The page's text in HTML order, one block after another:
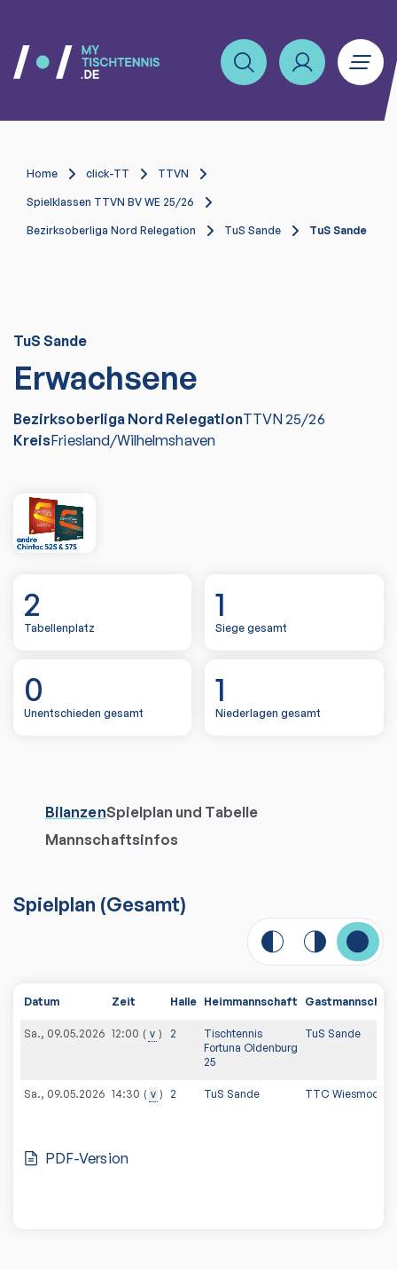
Home click-TT TTVN
Spielklassen TTVN BV WE 25/26
Bezirksoberliga Nord Relegation TuS Sande TuS Sande
TuS Sande
Erwachsene
Bezirksoberliga Nord RelegationTTVN25/26
KreisFriesland/Wilhelmshaven
2
Tabellenplatz
1
Siege gesamt
0
Unentschieden gesamt
1
Niederlagen gesamt
BilanzenSpielplan und Tabelle
Mannschaftsinfos
Spielplan (Gesamt)
Datum Zeit Halle Heimmannschaft Gastmannschaft
Sa., 09.05.2026 12:00 v 2
Tischtennis
Fortuna Oldenburg
25
TuS Sande
Sa., 09.05.2026 14:30 v 2 TuS Sande TTC Wiesmoor
PDF-Version